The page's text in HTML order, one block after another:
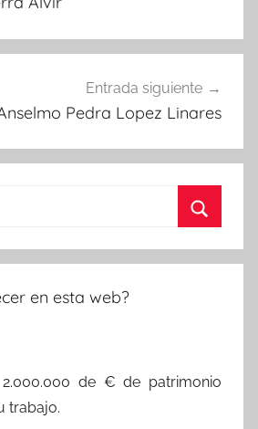
Entrada siguiente
Pedra Lopez Linares
en esta web?
de € de patrimonio
trabajo.